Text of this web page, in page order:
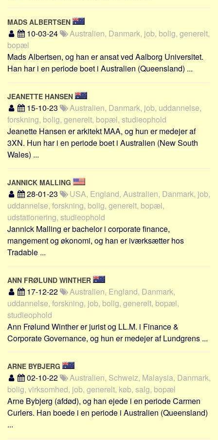
MADS ALBERTSEN
10-03-24
Australien, Danmark, job, bolig, generelt,
bopæl
Mads Albertsen, og han er ansat ved Aalborg Universitet.
Han har i en periode boet i Australien (Queensland) ...
JEANETTE HANSEN
15-10-23
Australien, Danmark, job, uddannelse,
forskning, bolig, generelt, bopæl, studieophold
Jeanette Hansen er arkitekt MAA, og hun er medejer af
3XN. Hun har i en periode boet i Australien (New South
Wales) ...
JANNICK MALLING
28-01-23
USA, England, Australien, Danmark, job,
uddannelse, forskning, bolig, generelt, bopæl,
udstationering, studieophold
Jannick Malling er bachelor i corporate finance,
mangement og økonomi, og han er iværksætter hos
Tradable ...
ANN FRØLUND WINTHER
17-12-22
Australien, England, Danmark,
uddannelse, forskning, job, bolig, generelt, bopæl,
studieophold
Ann Frølund Winther er jurist og LL.M. i Finance &
Corporate Governance, og hun er medejer af Lundgrens ...
ARNE BYBJERG
02-10-22
Australien, Schweiz, Malaysia, Danmark,
bolig, virksomhed, job, generelt, køb, salg, bopæl
Arne Bybjerg (afdød), og han ejede i en periode Carmen
Curlers. Han boede i en periode i Australien (Queensland)
...